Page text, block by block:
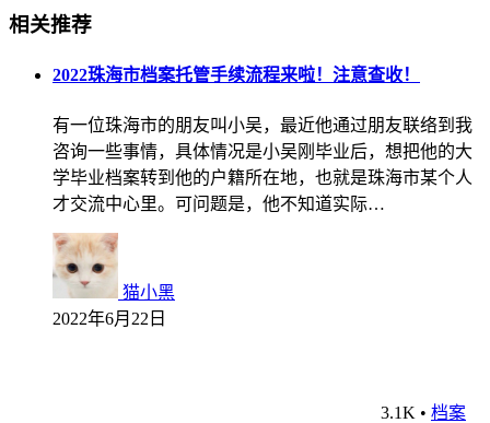
相关推荐
2022珠海市档案托管手续流程来啦！注意查收！
有一位珠海市的朋友叫小吴，最近他通过朋友联络到我
咨询一些事情，具体情况是小吴刚毕业后，想把他的大
学毕业档案转到他的户籍所在地，也就是珠海市某个人
才交流中心里。可问题是，他不知道实际…
猫小黑
2022年6月22日
3.1K • 档案